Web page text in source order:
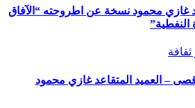
غازي محمود نسخة عن اطروحته “الآفاق
النفطية”
ثقافة
– العميد المتقاعد غازي محمود